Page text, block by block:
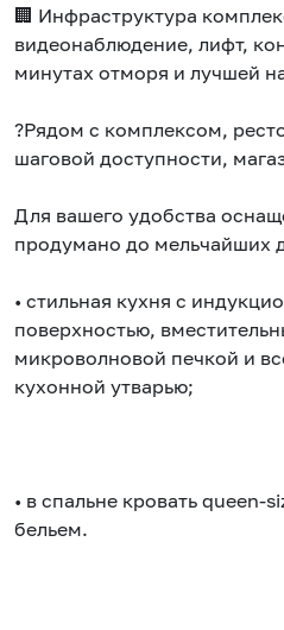
🏢 Инфраструктура
видеонаблюдение, лифт,
минутах отморя и лучшей
?️Рядом с комплексом,
шаговой доступности,
Для вашего удобства
продумано до мельчайших
• стильная кухня с
поверхностью,
микроволновой печкой и
кухонной утварью;
• в спальне кровать queen-
бельем.